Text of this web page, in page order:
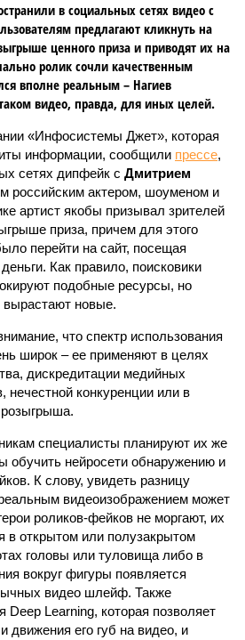
в социальных сетях видео с
предлагают кликнуть на
ценного приза и приводят их на
ролик сочли качественным
вполне реальным – Нагиев
видео, правда, для иных целей.
«Инфосистемы Джет», которая
информации, сообщили прессе,
сетях дипфейк с Дмитрием
российским актером, шоуменом и
артист якобы призывал зрителей
приза, причем для этого
перейти на сайт, посещая
Как правило, поисковики
подобные ресурсы, но
вырастают новые.
что спектр использования
широк – ее применяют в целях
дискредитации медийных
нечестной конкуренции или в
розыгрыша.
специалисты планируют их же
обучить нейросети обнаружению и
К слову, увидеть разницу
видеоизображением может
роликов-фейков не моргают, их
в открытом или полузакрытом
головы или туловища либо в
вокруг фигуры появляется
видео шлейф. Также
Deep Learning, которая позволяет
движения его губ на видео, и